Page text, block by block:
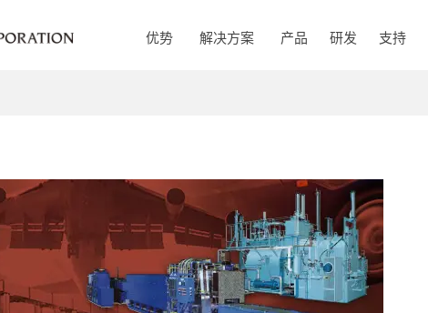
优势 解决方案 产品 研发 支持